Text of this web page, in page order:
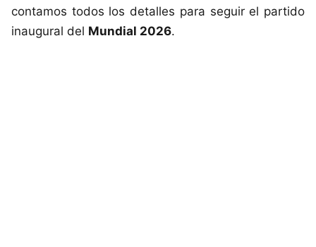
contamos todos los detalles para seguir el partido
inaugural del Mundial 2026.